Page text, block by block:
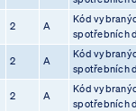
2 A
Kód
spotřebních
2 A
Kód
spotřebních
2 A
Kód
spotřebních